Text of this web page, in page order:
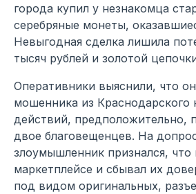
города купил у незнакомца
серебряные монеты,
Невыгодная сделка лишила
тысяч рублей и золотой
Оперативники выяснили, что
мошенника из Краснодарского
действий, предположительно,
двое благовещенцев. На
злоумышленник признался,
маркетплейсе и сбывал их
под видом оригинальных,